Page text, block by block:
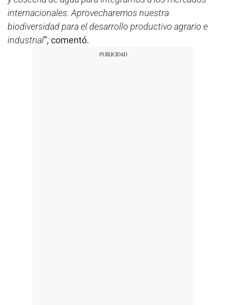
internacionales. Aprovecharemos nuestra
biodiversidad para el desarrollo productivo agrario e
industrial”, comentó.